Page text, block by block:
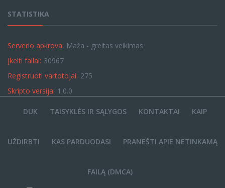
STATISTIKA
Serverio apkrova: Maža - greitas veikimas
Įkelti failai: 30967
Registruoti vartotojai: 275
Skripto versija: 1.0.0
DUK TAISYKLĖS IR SĄLYGOS KONTAKTAI KAIP
UŽDIRBTI KAS PARDUODASI PRANEŠTI APIE NETINKAMĄ
FAILĄ (DMCA)